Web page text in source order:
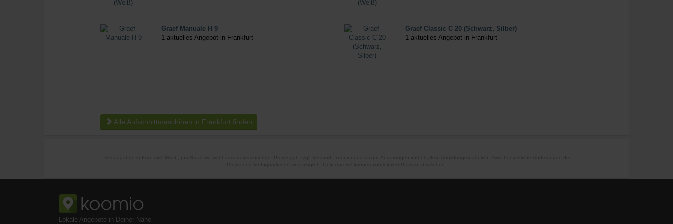
Graef Manuale H 9
1 aktuelles Angebot in Frankfurt
Graef Classic C 20 (Schwarz, Silber)
1 aktuelles Angebot in Frankfurt
Alle Aufschnittmaschinen in Frankfurt finden
Lokale Angebote in Deiner Nähe